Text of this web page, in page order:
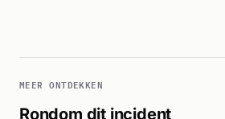
MEER ONTDEKKEN
Rondom dit incident